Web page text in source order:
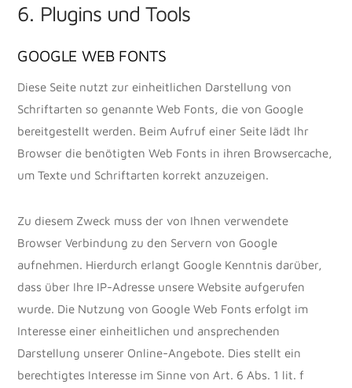
6. Plugins und Tools
GOOGLE WEB FONTS
Diese Seite nutzt zur einheitlichen Darstellung von
Schriftarten so genannte Web Fonts, die von Google
bereitgestellt werden. Beim Aufruf einer Seite lädt Ihr
Browser die benötigten Web Fonts in ihren Browsercache,
um Texte und Schriftarten korrekt anzuzeigen.
Zu diesem Zweck muss der von Ihnen verwendete
Browser Verbindung zu den Servern von Google
aufnehmen. Hierdurch erlangt Google Kenntnis darüber,
dass über Ihre IP-Adresse unsere Website aufgerufen
wurde. Die Nutzung von Google Web Fonts erfolgt im
Interesse einer einheitlichen und ansprechenden
Darstellung unserer Online-Angebote. Dies stellt ein
berechtigtes Interesse im Sinne von Art. 6 Abs. 1 lit. f